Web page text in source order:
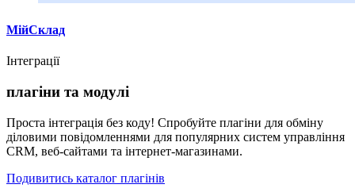
МійСклад
Інтеграції
плагіни та модулі
Проста інтеграція без коду! Спробуйте плагіни для обміну
діловими повідомленнями для популярних систем управління
CRM, веб-сайтами та інтернет-магазинами.
Подивитись каталог плагінів